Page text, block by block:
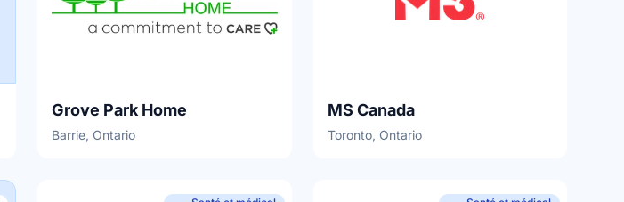
Grove Park Home
Barrie, Ontario
MS Canada
Toronto, Ontario